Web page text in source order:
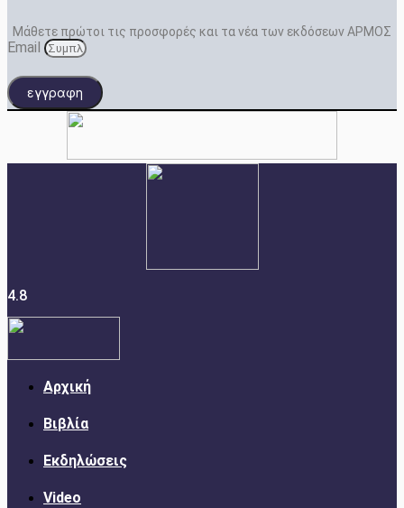
Μάθετε πρώτοι τις προσφορές και τα νέα των εκδόσεων ΑΡΜΟΣ
Email
εγγραφη
4.8
Αρχική
Βιβλία
Εκδηλώσεις
Video